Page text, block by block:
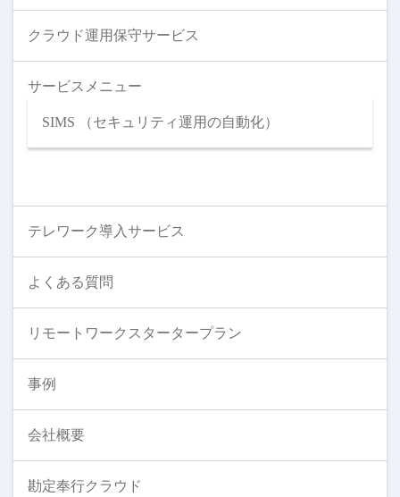
クラウド運用保守サービス
サービスメニュー
SIMS （セキュリティ運用の自動化）
テレワーク導入サービス
よくある質問
リモートワークスタータープラン
事例
会社概要
勘定奉行クラウド